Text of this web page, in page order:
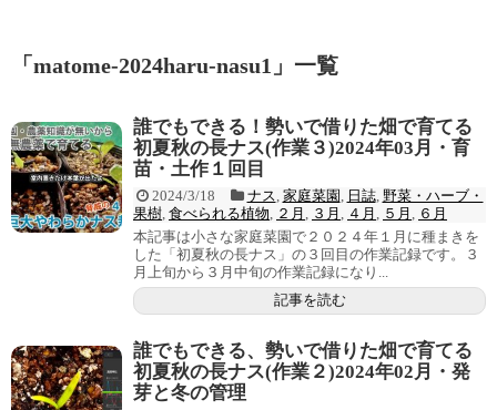
「 matome-2024haru-nasu1 」 一覧
誰でもできる！勢いで借りた畑で育てる
初夏秋の長ナス(作業３)2024年03月・育
苗・土作１回目
2024/3/18 ナス, 家庭菜園 , 日誌, 野菜・ハーブ・
果樹, 食べられる植物, ２月 , ３月 , ４月 , ５月 , ６月
本記事は小さな家庭菜園で２０２４年１月に種まきを
した「初夏秋の長ナス」の３回目の作業記録です。３
月上旬から３月中旬の作業記録になり...
記事を読む
誰でもできる、勢いで借りた畑で育てる
初夏秋の長ナス(作業２)2024年02月・発
芽と冬の管理